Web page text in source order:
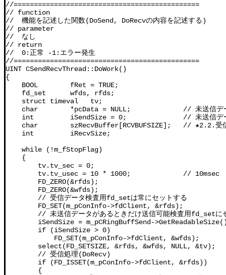
//==============================================
// function
//  機能を記述した関数(DoSend, DoRecvの内容を記述する)
// parameter
//  なし
// return
//  0:正常 -1:エラー発生
//==============================================
UINT CSendRecvThread::DoWork()
{
    BOOL        fRet = TRUE;
    fd_set      wfds, rfds;
    struct timeval   tv;
char        *pcData = NULL;             // 未送信デ
int         iSendSize = 0;              // 未送信デ
char        szRecvBuffer[RCVBUFSIZE];   // ★2.2.受信
    int         iRecvSize;
    while (!m_fStopFlag)
    {
        tv.tv_sec = 0;
        tv.tv_usec = 10 * 1000;             // 10msec
        FD_ZERO(&rfds);
        FD_ZERO(&wfds);
        // 受信データ検査用fd_setは常にセットする
        FD_SET(m_pConInfo->fdClient, &rfds);
// 未送信データがあるときだけ送信可能検査用fd_setに
iSendSize = m_pCRingBuffSend-
        if (iSendSize > 0)
            FD_SET(m_pConInfo->fdClient, &wfds);
select(FD_SETSIZE, &rfds, &wfds, NULL, &tv);
        // 受信処理(DoRecv)
if (FD_ISSET(m_pConInfo->fdClient, &rfds))
        {